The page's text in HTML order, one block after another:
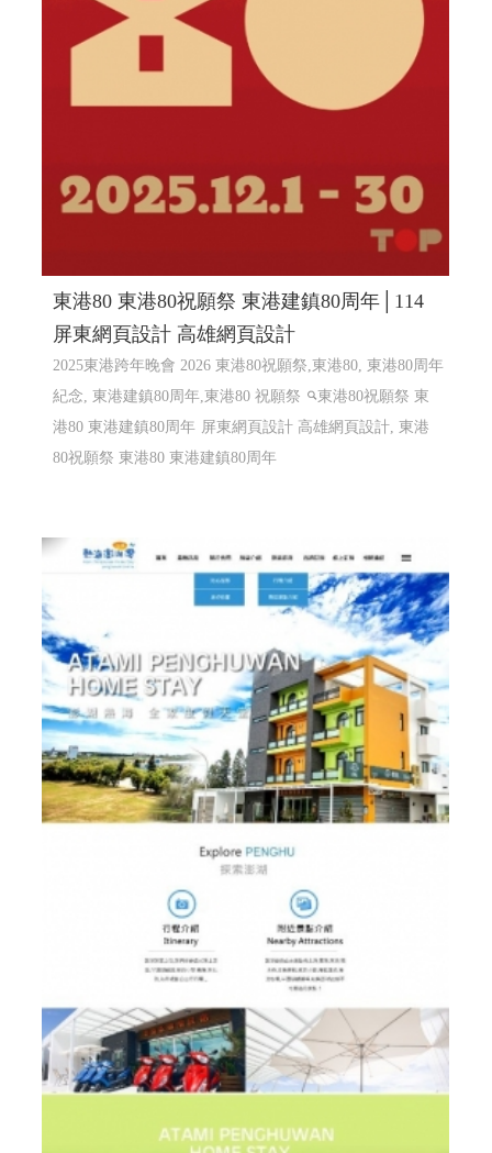
東港80 東港80祝願祭 東港建鎮80周年│114
屏東網頁設計 高雄網頁設計
2025東港跨年晚會 2026 東港80祝願祭,東港80, 東港80周年
紀念, 東港建鎮80周年,東港80 祝願祭
東港80祝願祭 東
港80 東港建鎮80周年 屏東網頁設計 高雄網頁設計, 東港
80祝願祭 東港80 東港建鎮80周年